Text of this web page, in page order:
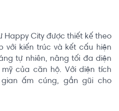
City được thiết kế theo
với kiến trúc và kết cấu hiện
tự nhiên, nâng tối đa diện
của căn hộ. Với diện tích
ấm cúng, gần gũi cho